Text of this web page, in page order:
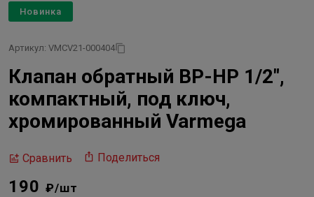
Новинка
Артикул: VMCV21-000404
Клапан обратный ВР-НР 1/2",
компактный, под ключ,
хромированный Varmega
Сравнить Поделиться
190 ₽/шт